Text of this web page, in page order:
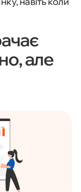
але